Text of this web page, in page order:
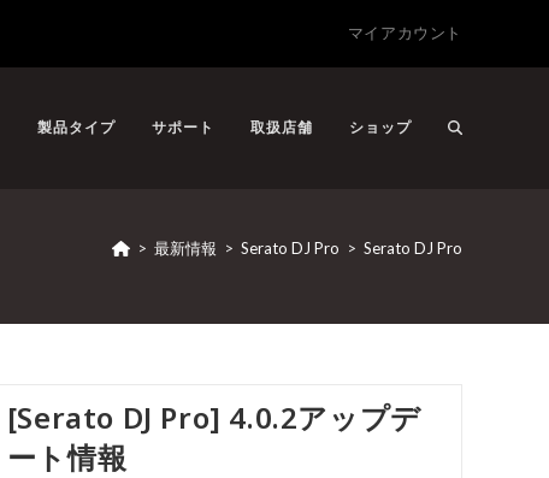
マイアカウント
製品タイプ サポート 取扱店舗 ショップ
> 最新情報 > Serato DJ Pro > Serato DJ Pro
[Serato DJ Pro] 4.0.2アップデ
ート情報